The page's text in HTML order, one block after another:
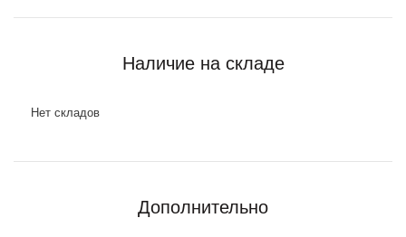
Наличие на складе
Нет складов
Дополнительно